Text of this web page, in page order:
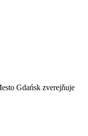
Gdańsk zverejňuje